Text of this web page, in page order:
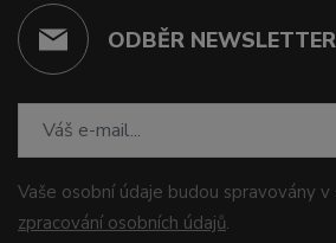
ODBĚR
Vaše osobní údaje budou spravovány v
zpracování osobních údajů.